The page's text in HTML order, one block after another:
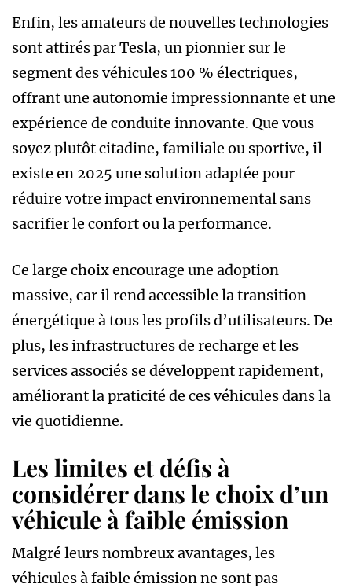
Enfin, les amateurs de nouvelles technologies
sont attirés par Tesla, un pionnier sur le
segment des véhicules 100 % électriques,
offrant une autonomie impressionnante et une
expérience de conduite innovante. Que vous
soyez plutôt citadine, familiale ou sportive, il
existe en 2025 une solution adaptée pour
réduire votre impact environnemental sans
sacrifier le confort ou la performance.
Ce large choix encourage une adoption
massive, car il rend accessible la transition
énergétique à tous les profils d’utilisateurs. De
plus, les infrastructures de recharge et les
services associés se développent rapidement,
améliorant la praticité de ces véhicules dans la
vie quotidienne.
Les limites et défis à
considérer dans le choix d’un
véhicule à faible émission
Malgré leurs nombreux avantages, les
véhicules à faible émission ne sont pas